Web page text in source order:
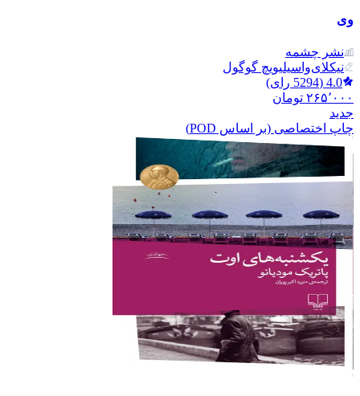
وی
نشر‌ چشمه
نیکلای‌واسیلیویچ گوگول
4.0
(
5294 رای)
۲۶۵٬۰۰۰ تومان
جدید
چاپ اختصاصی (بر اساس POD)